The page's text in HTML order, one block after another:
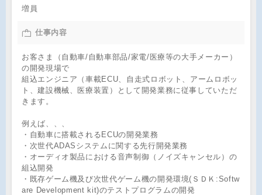
増員
仕事内容
お客さま（自動車/自動車部品/家電/医療等の大手メーカー）
の開発現場で
組込エンジニア（車載ECU、自走式ロボット、アームロボッ
ト、建設機械、医療装置）として開発業務に従事していただ
きます。
例えば、、、
・自動車に搭載されるECUの開発業務
・次世代ADASシステムに関する先行開発業務
・オーディオ製品における音声制御（ノイズキャンセル）の
組込開発
・既存ゲーム機及び次世代ゲーム機の開発環境(ＳＤＫ:Softw
are Development kit)のテストプログラムの開発